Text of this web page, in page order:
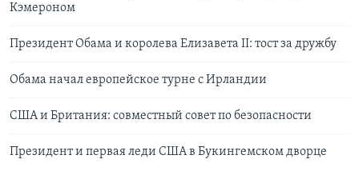
Кэмероном
Президент Обама и королева Елизавета II: тост за дружбу
Обама начал европейское турне с Ирландии
США и Британия: совместный совет по безопасности
Президент и первая леди США в Букингемском дворце